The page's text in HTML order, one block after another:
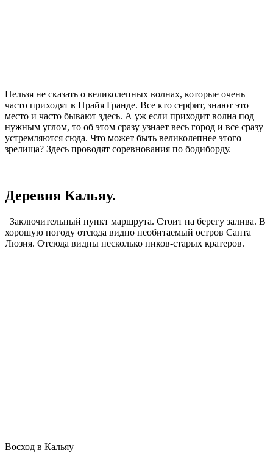
Нельзя не сказать о великолепных волнах, которые очень
часто приходят в Прайя Гранде. Все кто серфит, знают это
место и часто бывают здесь. А уж если приходит волна под
нужным углом, то об этом сразу узнает весь город и все сразу
устремляются сюда. Что может быть великолепнее этого
зрелища? Здесь проводят соревнования по бодиборду.
Деревня Кальяу.
Заключительный пункт маршрута. Стоит на берегу залива. В
хорошую погоду отсюда видно необитаемый остров Санта
Люзия. Отсюда видны несколько пиков-старых кратеров.
Восход в Кальяу